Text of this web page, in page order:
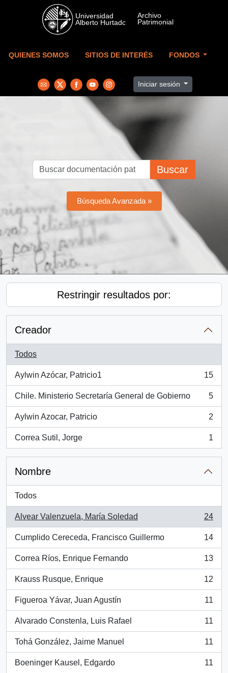
Skip to main content
QUIENES SOMOS SITIOS DE INTERÉS FONDOS
Iniciar sesión
Buscar
Búsqueda Avanzada »
Restringir resultados por:
Creador
Todos
Aylwin Azócar, Patricio1
, 15 resultados
15
Chile. Ministerio Secretaría General de Gobierno
, 5 resultados
5
Aylwin Azocar, Patricio
, 2 resultados
2
Correa Sutil, Jorge
, 1 resultados
1
Nombre
Todos
Alvear Valenzuela, María Soledad
, 24 resultados
24
Cumplido Cereceda, Francisco Guillermo
, 14 resultados
14
Correa Ríos, Enrique Fernando
, 13 resultados
13
Krauss Rusque, Enrique
, 12 resultados
12
Figueroa Yávar, Juan Agustín
, 11 resultados
11
Alvarado Constenla, Luis Rafael
, 11 resultados
11
Tohá González, Jaime Manuel
, 11 resultados
11
Boeninger Kausel, Edgardo
, 11 resultados
11